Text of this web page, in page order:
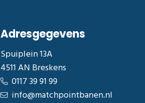
Adresgegevens
Spuiplein 13A
4511 AN Breskens
0117 39 91 99
info@matchpointbanen.nl